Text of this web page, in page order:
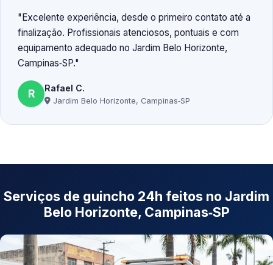
Excelente experiência, desde o primeiro contato até a
finalização. Profissionais atenciosos, pontuais e com
equipamento adequado no Jardim Belo Horizonte,
Campinas‑SP.
R Rafael C.
Jardim Belo Horizonte, Campinas‑SP
Serviços de guincho 24h feitos no Jardim
Belo Horizonte, Campinas‑SP